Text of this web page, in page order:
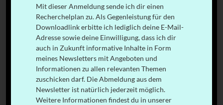
Mit dieser Anmeldung sende ich dir einen
Recherchelplan zu. Als Gegenleistung für den
Downloadlink erbitte ich lediglich deine E-Mail-
Adresse sowie deine Einwilligung, dass ich dir
auch in Zukunft informative Inhalte in Form
meines Newsletters mit Angeboten und
Informationen zu allen relevanten Themen
zuschicken darf. Die Abmeldung aus dem
Newsletter ist natürlich jederzeit möglich.
Weitere Informationen findest du in unserer